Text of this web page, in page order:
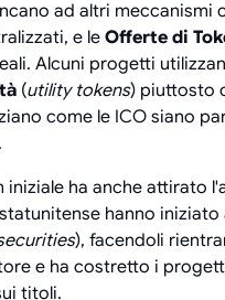
ad altri meccanismi
e le Offerte di
Alcuni progetti
(utility tokens) piuttosto
come le ICO siano
iniziale ha anche attirato
statunitense hanno
), facendoli
e ha costretto i
titoli.